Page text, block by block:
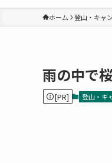
ホーム 登山・キャ
雨の中で
[PR] 登山・キ